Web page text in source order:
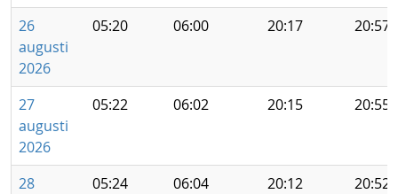
26
augusti
2026
05:20 06:00 20:17 20:57
27
augusti
2026
05:22 06:02 20:15 20:55
28
05:24 06:04 20:12 20:52